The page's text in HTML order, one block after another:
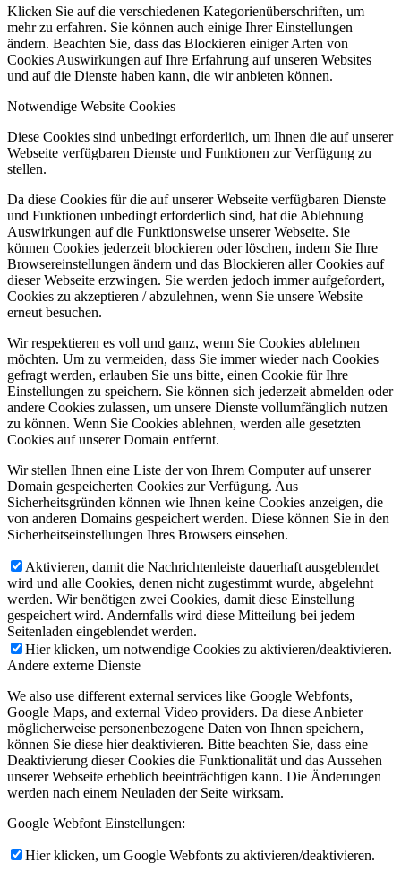
Klicken Sie auf die verschiedenen Kategorienüberschriften, um
mehr zu erfahren. Sie können auch einige Ihrer Einstellungen
ändern. Beachten Sie, dass das Blockieren einiger Arten von
Cookies Auswirkungen auf Ihre Erfahrung auf unseren Websites
und auf die Dienste haben kann, die wir anbieten können.
Notwendige Website Cookies
Diese Cookies sind unbedingt erforderlich, um Ihnen die auf unserer
Webseite verfügbaren Dienste und Funktionen zur Verfügung zu
stellen.
Da diese Cookies für die auf unserer Webseite verfügbaren Dienste
und Funktionen unbedingt erforderlich sind, hat die Ablehnung
Auswirkungen auf die Funktionsweise unserer Webseite. Sie
können Cookies jederzeit blockieren oder löschen, indem Sie Ihre
Browsereinstellungen ändern und das Blockieren aller Cookies auf
dieser Webseite erzwingen. Sie werden jedoch immer aufgefordert,
Cookies zu akzeptieren / abzulehnen, wenn Sie unsere Website
erneut besuchen.
Wir respektieren es voll und ganz, wenn Sie Cookies ablehnen
möchten. Um zu vermeiden, dass Sie immer wieder nach Cookies
gefragt werden, erlauben Sie uns bitte, einen Cookie für Ihre
Einstellungen zu speichern. Sie können sich jederzeit abmelden oder
andere Cookies zulassen, um unsere Dienste vollumfänglich nutzen
zu können. Wenn Sie Cookies ablehnen, werden alle gesetzten
Cookies auf unserer Domain entfernt.
Wir stellen Ihnen eine Liste der von Ihrem Computer auf unserer
Domain gespeicherten Cookies zur Verfügung. Aus
Sicherheitsgründen können wie Ihnen keine Cookies anzeigen, die
von anderen Domains gespeichert werden. Diese können Sie in den
Sicherheitseinstellungen Ihres Browsers einsehen.
Aktivieren, damit die Nachrichtenleiste dauerhaft ausgeblendet
wird und alle Cookies, denen nicht zugestimmt wurde, abgelehnt
werden. Wir benötigen zwei Cookies, damit diese Einstellung
gespeichert wird. Andernfalls wird diese Mitteilung bei jedem
Seitenladen eingeblendet werden.
Hier klicken, um notwendige Cookies zu aktivieren/deaktivieren.
Andere externe Dienste
We also use different external services like Google Webfonts,
Google Maps, and external Video providers. Da diese Anbieter
möglicherweise personenbezogene Daten von Ihnen speichern,
können Sie diese hier deaktivieren. Bitte beachten Sie, dass eine
Deaktivierung dieser Cookies die Funktionalität und das Aussehen
unserer Webseite erheblich beeinträchtigen kann. Die Änderungen
werden nach einem Neuladen der Seite wirksam.
Google Webfont Einstellungen:
Hier klicken, um Google Webfonts zu aktivieren/deaktivieren.